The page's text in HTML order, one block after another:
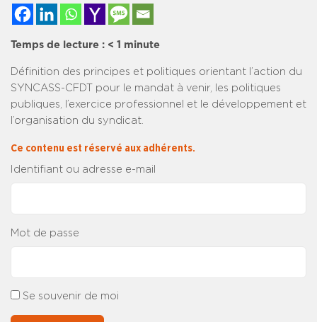
Temps de lecture : < 1 minute
Définition des principes et politiques orientant l’action du
SYNCASS-CFDT pour le mandat à venir, les politiques
publiques, l’exercice professionnel et le développement et
l’organisation du syndicat.
Ce contenu est réservé aux adhérents.
Identifiant ou adresse e-mail
Mot de passe
Se souvenir de moi